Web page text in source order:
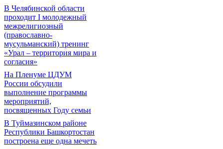
В Челябинской области
проходит I молодежный
межрелигиозный
(православно-
мусульманский) тренинг
«Урал – территория мира и
согласия»
На Пленуме ЦДУМ
России обсудили
выполнение программы
мероприятий,
посвященных Году семьи
В Туймазинском районе
Республики Башкортостан
построена еще одна мечеть